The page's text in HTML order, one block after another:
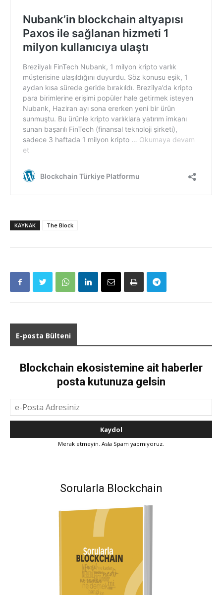
KAYNAK The Block
E-posta Bülteni
Blockchain ekosistemine ait haberler
posta kutunuza gelsin
Merak etmeyin. Asla Spam yapmıyoruz.
Sorularla Blockchain